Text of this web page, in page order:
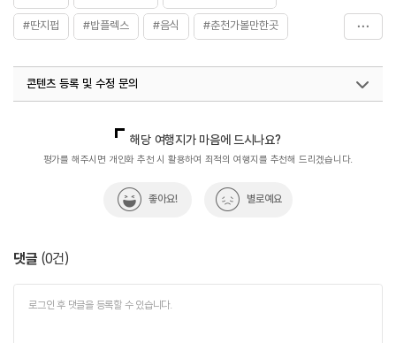
#딴지펍 #밥플렉스 #음식 #춘천가볼만한곳
콘텐츠 등록 및 수정 문의
해당 여행지가 마음에 드시나요?
평가를 해주시면 개인화 추천 시 활용하여 최적의 여행지를 추천해 드리겠습니다.
좋아요! 별로예요
댓글 (0건)